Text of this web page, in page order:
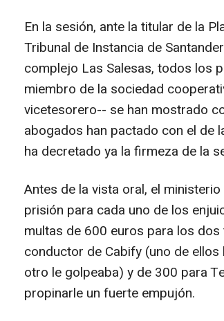
En la sesión, ante la titular de la
Tribunal de Instancia de
complejo Las Salesas, todos los
miembro de la sociedad
vicetesorero-- se han mostrado
abogados han pactado con el de
ha decretado ya la firmeza de la
Antes de la vista oral, el
prisión para cada uno de los
multas de 600 euros para los
conductor de Cabify (uno de
otro le golpeaba) y de 300 para
propinarle un fuerte empujón.